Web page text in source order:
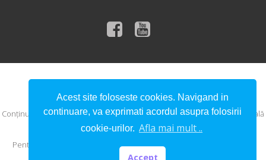
© 2026 Compania de Apă Someș S.A.
Conţinutul acestui material nu reprezintă în mod obligatoriu poziţia oficială
a Uniunii Europene sau a Guvernului României.
Pentru informaţii detaliate despre celelalte programe cofinanţate de
Uniunea Europeană, vă invităm să vizitaţi
Acest site foloseste cookies. Navigand in
continuare, va exprimati acordul asupra folosirii
cookie-urilor. Afla mai mult ..
Accept